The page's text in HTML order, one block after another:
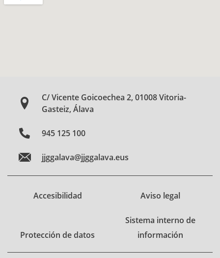
C/ Vicente Goicoechea 2, 01008 Vitoria-
Gasteiz, Álava
945 125 100
jjggalava@jjggalava.eus
Accesibilidad Aviso legal
Protección de datos
Sistema interno de
información